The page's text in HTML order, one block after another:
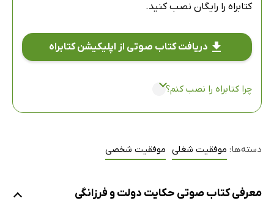
کتابراه را رایگان نصب کنید.
دریافت کتاب صوتی از اپلیکیشن کتابراه
چرا کتابراه را نصب کنم؟
دسته‌ها: موفقیت شغلی موفقیت شخصی
معرفی کتاب صوتی حکایت دولت و فرزانگی